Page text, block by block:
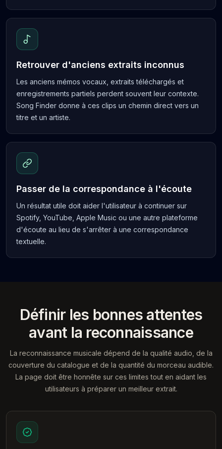
Retrouver d'anciens extraits inconnus
Les anciens mémos vocaux, extraits téléchargés et
enregistrements partiels perdent souvent leur contexte.
Song Finder donne à ces clips un chemin direct vers un
titre et un artiste.
Passer de la correspondance à l'écoute
Un résultat utile doit aider l'utilisateur à continuer sur
Spotify, YouTube, Apple Music ou une autre plateforme
d'écoute au lieu de s'arrêter à une correspondance
textuelle.
Définir les bonnes attentes
avant la reconnaissance
La reconnaissance musicale dépend de la qualité audio, de la
couverture du catalogue et de la quantité du morceau audible.
La page doit être honnête sur ces limites tout en aidant les
utilisateurs à préparer un meilleur extrait.